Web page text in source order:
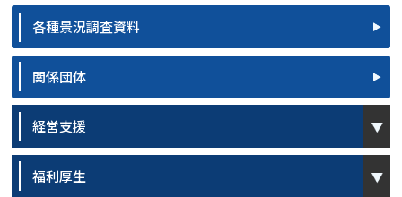
各種景況調査資料
関係団体
経営支援
福利厚生